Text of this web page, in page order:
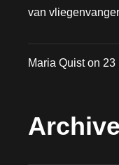
van
Maria Quiston 23